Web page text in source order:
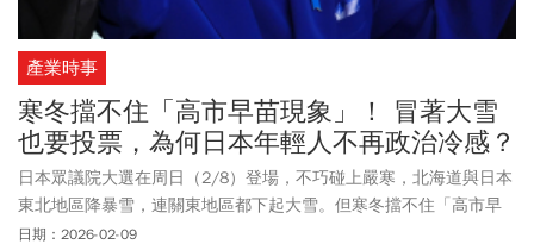
產業時事
寒冬擋不住「高市早苗現象」！ 冒著大雪
也要投票，為何日本年輕人不再政治冷感？
日本眾議院大選在周日（2/8）登場，不巧碰上嚴寒，北海道與日本
東北地區降暴雪，連關東地區都下起大雪。但寒冬擋不住「高市早
苗現象」，原本政治冷漠的日本青年，紛紛頂著風雪，出門投票。
日期：2026-02-09